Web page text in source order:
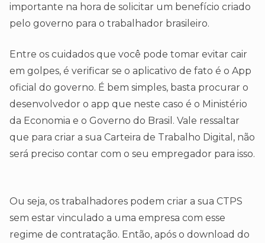
importante na hora de solicitar um benefício criado
pelo governo para o trabalhador brasileiro.
Entre os cuidados que você pode tomar evitar cair
em golpes, é verificar se o aplicativo de fato é o App
oficial do governo. É bem simples, basta procurar o
desenvolvedor o app que neste caso é o Ministério
da Economia e o Governo do Brasil. Vale ressaltar
que para criar a sua Carteira de Trabalho Digital, não
será preciso contar com o seu empregador para isso.
Ou seja, os trabalhadores podem criar a sua CTPS
sem estar vinculado a uma empresa com esse
regime de contratação. Então, após o download do